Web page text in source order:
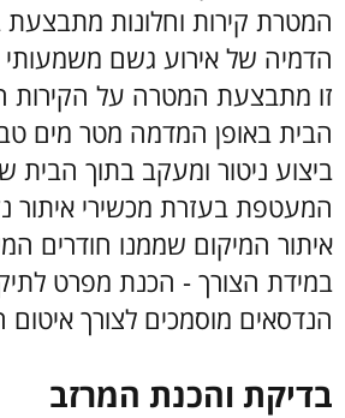
המטרת קירות וחלונות
הדמיה של אירוע גשם
זו מתבצעת המטרה על הקירות
הבית באופן המדמה מטר מים
ביצוע ניטור ומעקב בתוך הבית
המעטפת בעזרת מכשירי איתור
איתור המיקום שממנו חודרים
במידת הצורך - הכנת מפרט
הנדסאים מוסמכים לצורך איטום
בדיקת והכנת המרזב